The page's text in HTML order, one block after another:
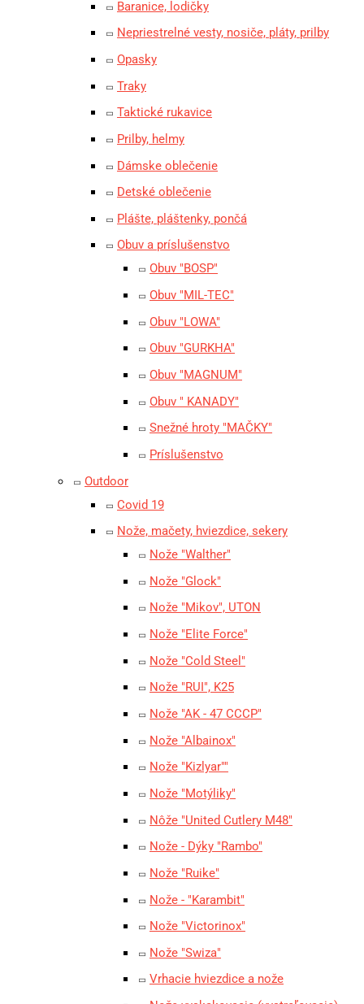
Baranice, lodičky
Nepriestrelné vesty, nosiče, pláty, prilby
Opasky
Traky
Taktické rukavice
Prilby, helmy
Dámske oblečenie
Detské oblečenie
Plášte, pláštenky, pončá
Obuv a príslušenstvo
Obuv "BOSP"
Obuv "MIL-TEC"
Obuv "LOWA"
Obuv "GURKHA"
Obuv "MAGNUM"
Obuv " KANADY"
Snežné hroty "MAČKY"
Príslušenstvo
Outdoor
Covid 19
Nože, mačety, hviezdice, sekery
Nože "Walther"
Nože "Glock"
Nože "Mikov", UTON
Nože "Elite Force"
Nože "Cold Steel"
Nože "RUI", K25
Nože "AK - 47 CCCP"
Nože "Albainox"
Nože "Kizlyar""
Nože "Motýliky"
Nôže "United Cutlery M48"
Nože - Dýky "Rambo"
Nože "Ruike"
Nože - "Karambit"
Nože "Victorinox"
Nože "Swiza"
Vrhacie hviezdice a nože